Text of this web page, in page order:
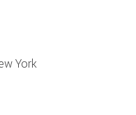
York